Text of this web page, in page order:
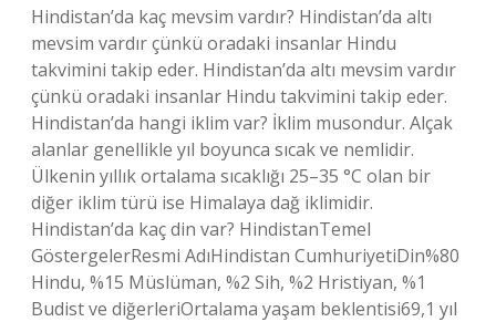
Hindistan’da kaç mevsim vardır? Hindistan’da altı
mevsim vardır çünkü oradaki insanlar Hindu
takvimini takip eder. Hindistan’da altı mevsim vardır
çünkü oradaki insanlar Hindu takvimini takip eder.
Hindistan’da hangi iklim var? İklim musondur. Alçak
alanlar genellikle yıl boyunca sıcak ve nemlidir.
Ülkenin yıllık ortalama sıcaklığı 25–35 °C olan bir
diğer iklim türü ise Himalaya dağ iklimidir.
Hindistan’da kaç din var? HindistanTemel
GöstergelerResmi AdıHindistan CumhuriyetiDin%80
Hindu, %15 Müslüman, %2 Sih, %2 Hristiyan, %1
Budist ve diğerleriOrtalama yaşam beklentisi69,1 yıl